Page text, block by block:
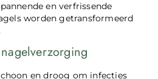
en verfrissende
worden getransformeerd
en droog om infecties